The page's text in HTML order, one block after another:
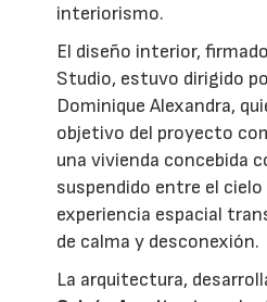
interiorismo.
El diseño interior,
Studio, estuvo dirigido
Dominique Alexandra,
objetivo del proyecto
una vivienda concebida
suspendido entre el cielo
experiencia espacial
de calma y desconexión.
La arquitectura,